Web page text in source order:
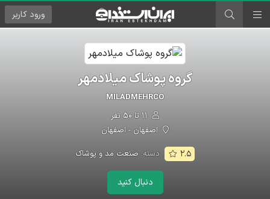
ورود کاربر
گروه پوشاک میلادمهر
MILADMEHRCO
اصفهان - اصفهان
۲.۵ دسته: صنعت مد و پوشاک
دنبال کنید